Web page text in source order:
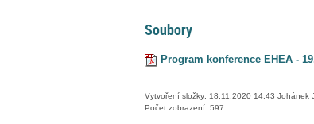
Soubory
Program konference EHEA -
Vytvoření složky: 18.11.2020 14:43 Johánek
Počet zobrazení: 597